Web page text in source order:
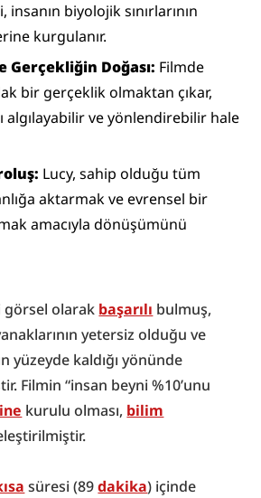
biyolojik sınırlarının
kurgulanır.
Gerçekliğin Doğası: Filmde
bir gerçeklik olmaktan çıkar,
algılayabilir ve yönlendirebilir hale
Lucy, sahip olduğu tüm
aktarmak ve evrensel bir
amacıyla dönüşümünü
olarak başarılı bulmuş,
yetersiz olduğu ve
yüzeyde kaldığı yönünde
Filmin “insan beyni %10’unu
kurulu olması, bilim
süresi (89 dakika) içinde